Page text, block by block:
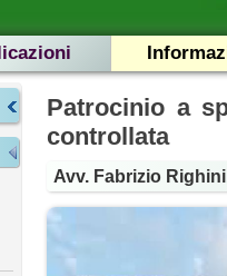
Patrocinio a
controllata
Avv. Fabrizio